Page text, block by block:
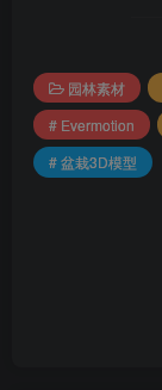
园林素材
# Evermotion
# 盆栽3D模型